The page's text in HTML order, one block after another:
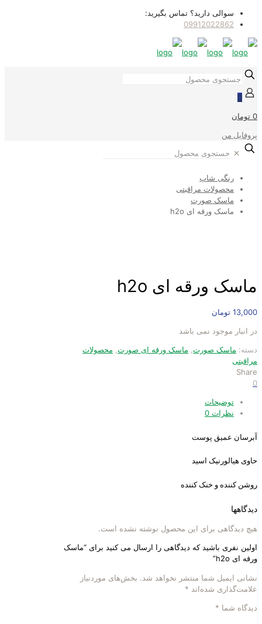
سوالی دارید؟ تماس بگیرید:
09912022862
0
0 تومان
پروفایل من
✕
رنگی شاپ
محصولات مراقبتی
ماسک صورت
ماسک ورقه ای h2o
ماسک ورقه ای h2o
13,000 تومان
در انبار موجود نمی باشد
دسته: ماسک صورت ماسک ورقه ای صورت محصولات
مراقبتی
Share
0
توضیحات
نظرات 0
آبرسان عمیق پوست
حاوی هیالورنیک اسید
روشن کننده و خنک کننده
دیدگاهها
هیچ دیدگاهی برای این محصول نوشته نشده است.
اولین نفری باشید که دیدگاهی را ارسال می کنید برای “ماسک
ورقه ای h2o”
نشانی ایمیل شما منتشر نخواهد شد. بخش‌های موردنیاز
علامت‌گذاری شده‌اند *
دیدگاه شما *